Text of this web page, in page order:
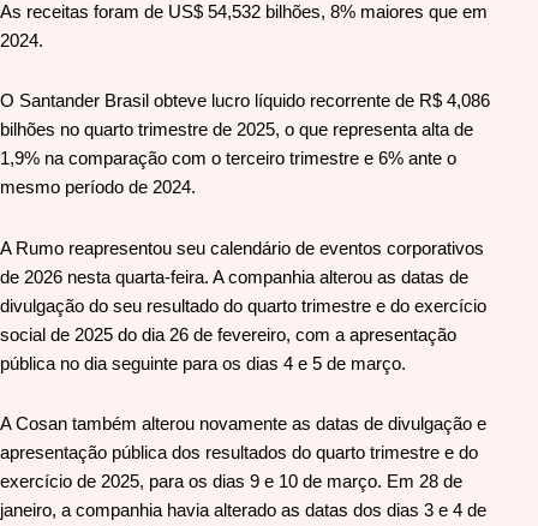
As receitas foram de US$ 54,532 bilhões, 8% maiores que em
2024.
O Santander Brasil obteve lucro líquido recorrente de R$ 4,086
bilhões no quarto trimestre de 2025, o que representa alta de
1,9% na comparação com o terceiro trimestre e 6% ante o
mesmo período de 2024.
A Rumo reapresentou seu calendário de eventos corporativos
de 2026 nesta quarta-feira. A companhia alterou as datas de
divulgação do seu resultado do quarto trimestre e do exercício
social de 2025 do dia 26 de fevereiro, com a apresentação
pública no dia seguinte para os dias 4 e 5 de março.
A Cosan também alterou novamente as datas de divulgação e
apresentação pública dos resultados do quarto trimestre e do
exercício de 2025, para os dias 9 e 10 de março. Em 28 de
janeiro, a companhia havia alterado as datas dos dias 3 e 4 de